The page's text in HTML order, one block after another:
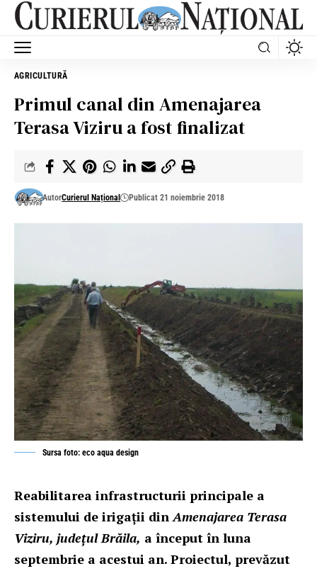
AGRICULTURĂ
Primul canal din Amenajarea
Terasa Viziru a fost finalizat
AutorCurierul Național Publicat 21 noiembrie 2018
Sursa foto: eco aqua design
Reabilitarea infrastructurii principale a
sistemului de irigații dinAmenajarea Terasa
Viziru, județul Brăila, a început în luna
septembrie a acestui an. Proiectul, prevăzut